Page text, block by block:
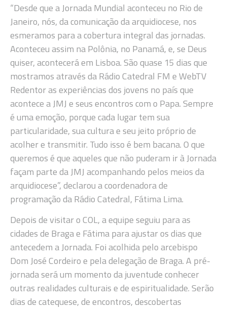
“Desde que a Jornada Mundial aconteceu no Rio de
Janeiro, nós, da comunicação da arquidiocese, nos
esmeramos para a cobertura integral das jornadas.
Aconteceu assim na Polônia, no Panamá, e, se Deus
quiser, acontecerá em Lisboa. São quase 15 dias que
mostramos através da Rádio Catedral FM e WebTV
Redentor as experiências dos jovens no país que
acontece a JMJ e seus encontros com o Papa. Sempre
é uma emoção, porque cada lugar tem sua
particularidade, sua cultura e seu jeito próprio de
acolher e transmitir. Tudo isso é bem bacana. O que
queremos é que aqueles que não puderam ir à Jornada
façam parte da JMJ acompanhando pelos meios da
arquidiocese”, declarou a coordenadora de
programação da Rádio Catedral, Fátima Lima.
Depois de visitar o COL, a equipe seguiu para as
cidades de Braga e Fátima para ajustar os dias que
antecedem a Jornada. Foi acolhida pelo arcebispo
Dom José Cordeiro e pela delegação de Braga. A pré-
jornada será um momento da juventude conhecer
outras realidades culturais e de espiritualidade. Serão
dias de catequese, de encontros, descobertas